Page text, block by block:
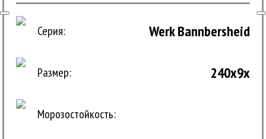
Серия: Werk Bannbersheid
Размер: 240x9x
Морозостойкость: